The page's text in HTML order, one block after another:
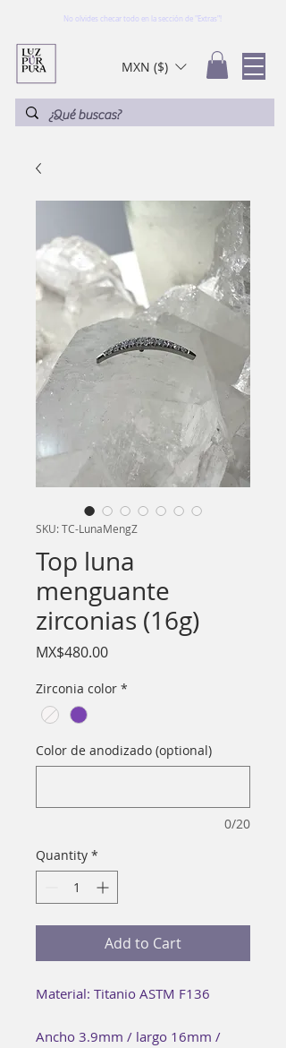
No olvides checar todo en la sección de "Extras"!
MXN ($)
SKU: TC-LunaMengZ
Top luna
menguante
zirconias (16g)
MX$480.00Price
Zirconia color *
Color de anodizado (optional)
0/20
Quantity *
Add to Cart
Material: Titanio ASTM F136
Ancho 3.9mm / largo 16mm /